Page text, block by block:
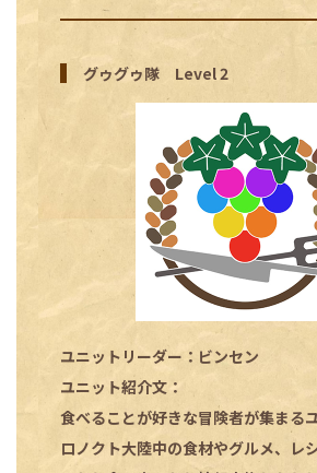
グゥグゥ隊 Level 2
ユニットリーダー：ビンセン
ユニット紹介文：
食べることが好きな冒険者が集まる
ロノクト大陸中の食材やグルメ、レ